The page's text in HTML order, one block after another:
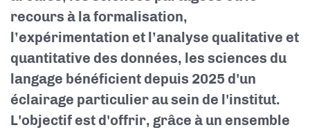
recours à la formalisation,
l’expérimentation et l’analyse qualitative et
quantitative des données, les sciences du
langage bénéficient depuis 2025 d'un
éclairage particulier au sein de l'institut.
L'objectif est d'offrir, grâce à un ensemble